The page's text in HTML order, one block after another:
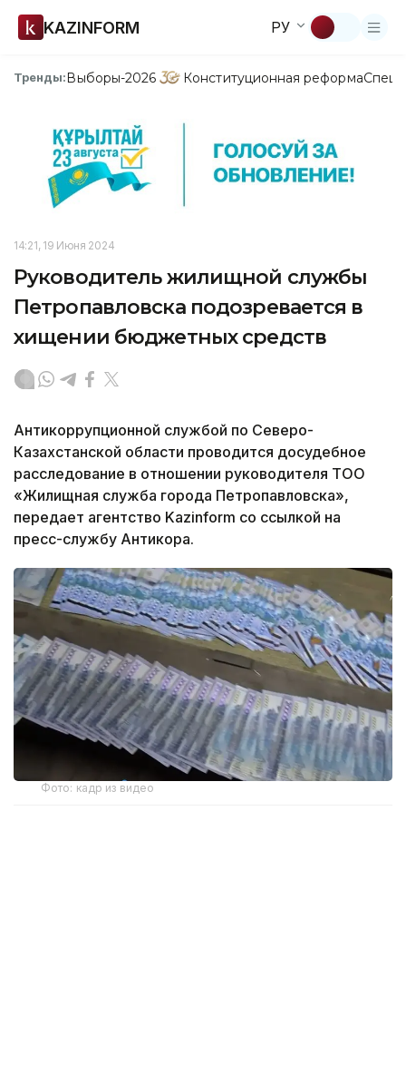
KAZINFORM РУ
Тренды:Выборы-2026 Конституционная реформа
14:21, 19 Июня 2024
Руководитель жилищной службы
Петропавловска подозревается в
хищении бюджетных средств
Антикоррупционной службой по Северо-
Казахстанской области проводится досудебное
расследование в отношении руководителя ТОО
«Жилищная служба города Петропавловска»,
передает агентство Kazinform со ссылкой на
пресс-службу Антикора.
Фото: кадр из видео